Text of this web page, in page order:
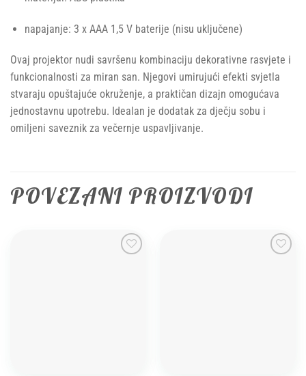
napajanje: 3 x AAA 1,5 V baterije (nisu uključene)
Ovaj projektor nudi savršenu kombinaciju dekorativne rasvjete i
funkcionalnosti za miran san. Njegovi umirujući efekti svjetla
stvaraju opuštajuće okruženje, a praktičan dizajn omogućava
jednostavnu upotrebu. Idealan je dodatak za dječju sobu i
omiljeni saveznik za večernje uspavljivanje.
POVEZANI PROIZVODI